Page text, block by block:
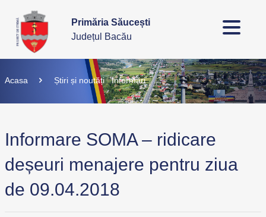
Primăria Săucești
Județul Bacău
Acasa Știri și noutăți Informări
Informare SOMA – ridicare
deșeuri menajere pentru ziua
de 09.04.2018